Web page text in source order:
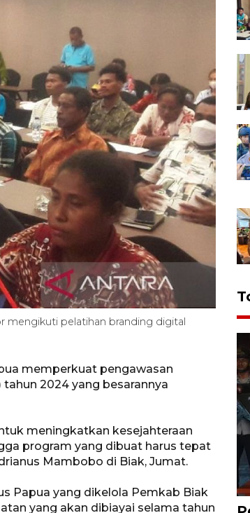
mengikuti pelatihan branding digital
memperkuat pengawasan
2024 yang besarannya
meningkatkan kesejahteraan
program yang dibuat harus tepat
Mambobo di Biak, Jumat.
Papua yang dikelola Pemkab Biak
yang akan dibiayai selama tahun